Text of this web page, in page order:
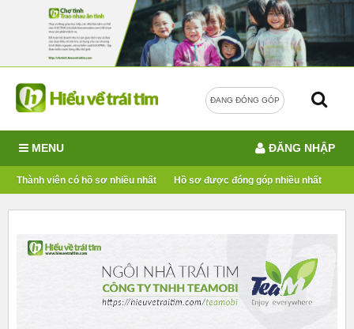
ĐANG ĐÓNG GÓP
MENU
Thành viên có hồ sơ nhiều nhất Hồ sơ được đóng góp nhiều nhất
ĐĂNG NHẬP